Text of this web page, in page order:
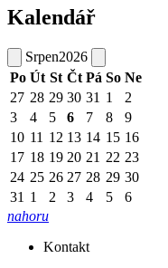
Kalendář
Srpen2026
Po Út St Čt Pá So Ne
27 28 29 30 31 1
2
3
4 5 6 7 8
9
10 11 12 13 14 15 16
17 18 19 20 21 22 23
24 25 26 27 28 29 30
31 1 2 3 4 5
6
nahoru
Kontakt